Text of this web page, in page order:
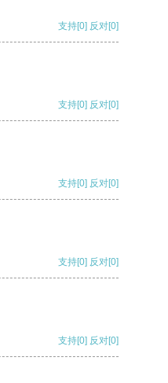
支持[0] 反对[0]
支持[0] 反对[0]
支持[0] 反对[0]
支持[0] 反对[0]
支持[0] 反对[0]